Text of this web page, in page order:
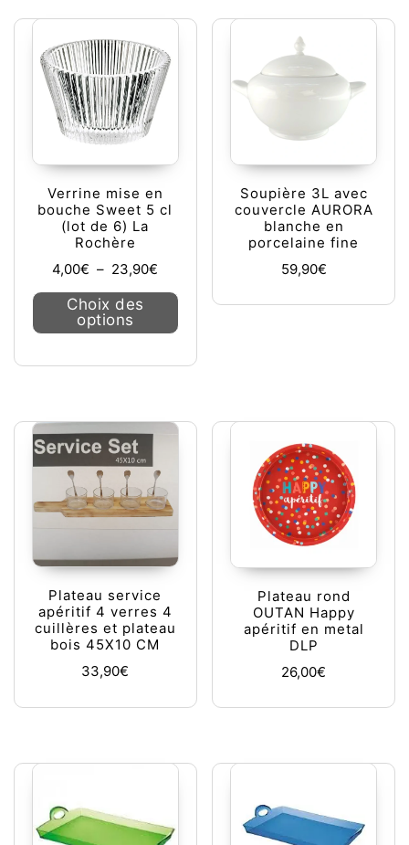
Verrine mise en
bouche Sweet 5 cl
(lot de 6) La
Rochère
4,00€ – 23,90€ Plage de prix : 4,00€ à 23,90€
Choix des
options
Ce produit a plusieurs variations.
Soupière 3L avec
couvercle AURORA
blanche en
porcelaine fine
59,90€
Plateau service
apéritif 4 verres 4
cuillères et plateau
bois 45X10 CM
33,90€
Plateau rond
OUTAN Happy
apéritif en metal
DLP
26,00€